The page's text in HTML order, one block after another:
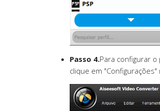
Passo 4.Para configurar
clique em